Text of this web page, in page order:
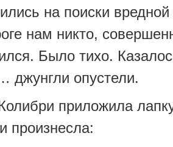
на поиски
нам никто,
Было тихо.
джунгли опустели.
приложила
произнесла: